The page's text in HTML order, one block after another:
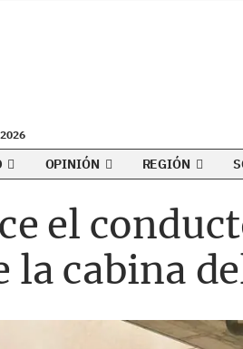
OPINIÓN REGIÓN
el
la cabina